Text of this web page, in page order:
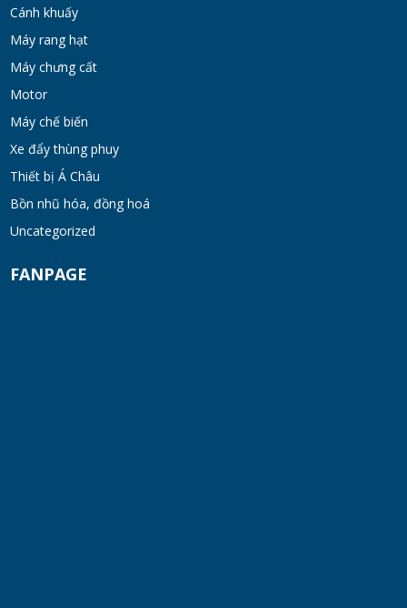
Cánh khuấy
Máy rang hạt
Máy chưng cất
Motor
Máy chế biến
Xe đẩy thùng phuy
Thiết bị Á Châu
Bồn nhũ hóa, đồng hoá
Uncategorized
FANPAGE